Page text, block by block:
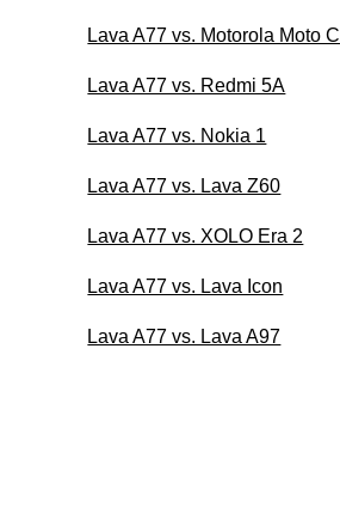
Lava A77 vs. Motorola Moto C
Lava A77 vs. Redmi 5A
Lava A77 vs. Nokia 1
Lava A77 vs. Lava Z60
Lava A77 vs. XOLO Era 2
Lava A77 vs. Lava Icon
Lava A77 vs. Lava A97